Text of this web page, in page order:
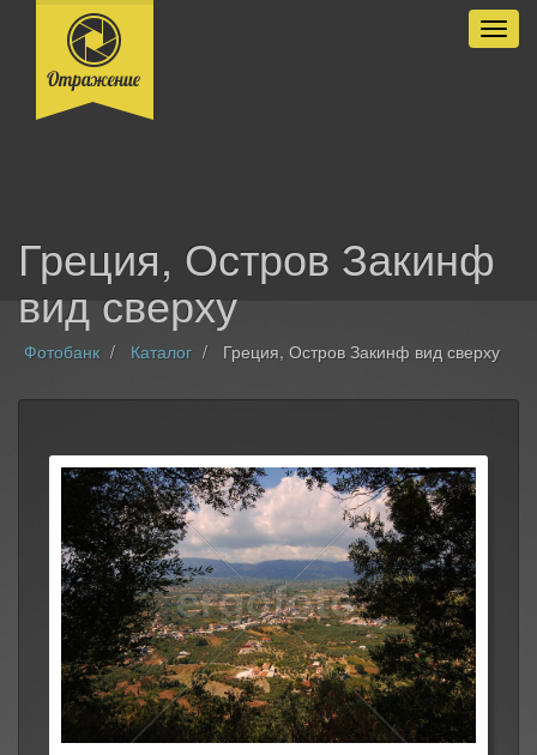
Греция, Остров Закинф
вид сверху
Фотобанк Каталог Греция, Остров Закинф вид сверху